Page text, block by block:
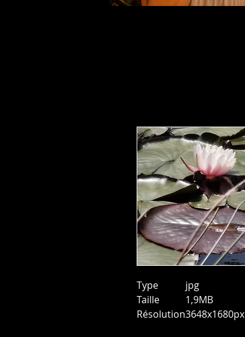
Type
jpg
Taille
1,9MB
Résolution3648x1680px